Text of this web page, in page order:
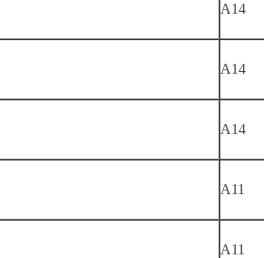
A14
A14
A14
A11
A11